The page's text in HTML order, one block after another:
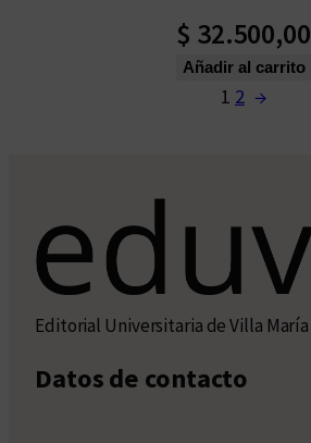
$ 32.500,00
Añadir al carrito
1 2 →
Editorial Universitaria de Villa María
Datos de contacto